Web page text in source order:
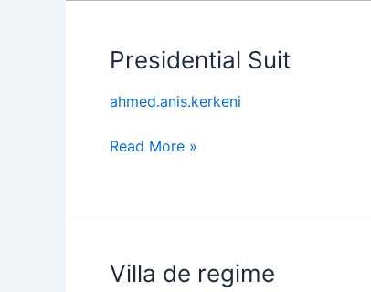
Presidential Suit
ahmed.anis.kerkeni
Presidential
Read More »
Villa de regime
Villa